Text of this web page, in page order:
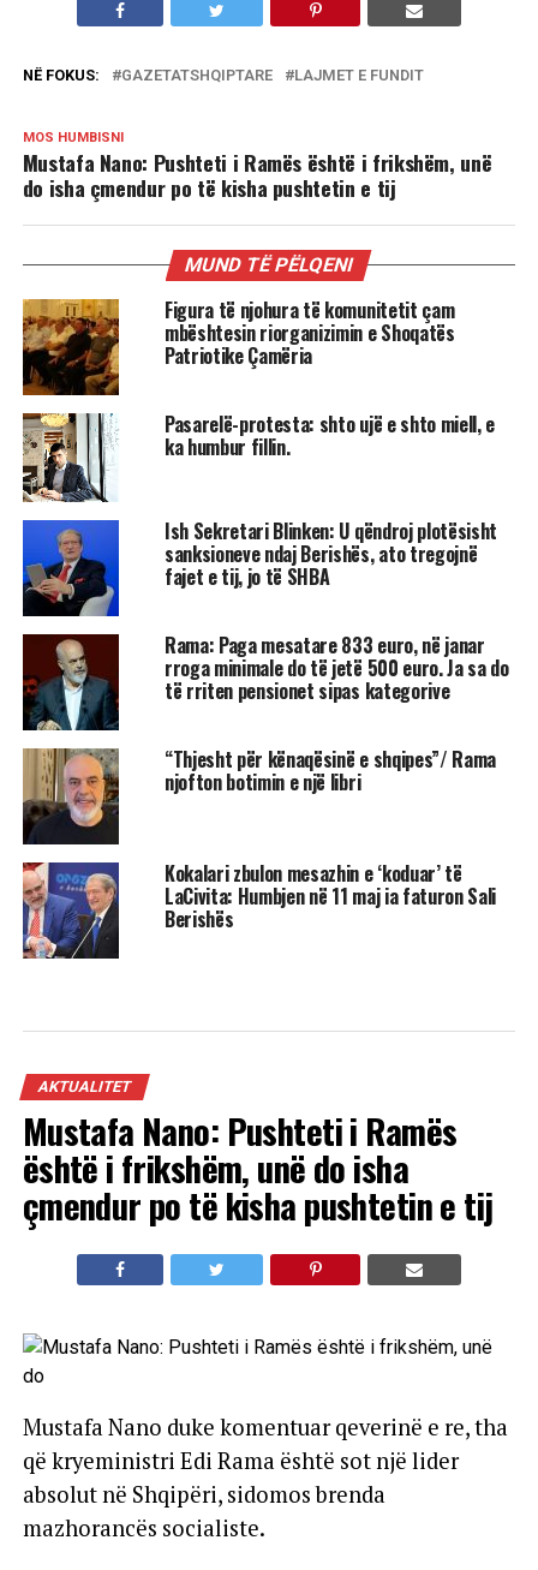
NË FOKUS: GAZETATSHQIPTARE LAJMET E FUNDIT
MOS HUMBISNI
Mustafa Nano: Pushteti i Ramës është i frikshëm, unë
do isha çmendur po të kisha pushtetin e tij
MUND TË PËLQENI
Figura të njohura të komunitetit çam
mbështesin riorganizimin e Shoqatës
Patriotike Çamëria
Pasarelë-protesta: shto ujë e shto miell, e
ka humbur fillin.
Ish Sekretari Blinken: U qëndroj plotësisht
sanksioneve ndaj Berishës, ato tregojnë
fajet e tij, jo të SHBA
Rama: Paga mesatare 833 euro, në janar
rroga minimale do të jetë 500 euro. Ja sa do
të rriten pensionet sipas kategorive
“Thjesht për kënaqësinë e shqipes”/ Rama
njofton botimin e një libri
Kokalari zbulon mesazhin e ‘koduar’ të
LaCivita: Humbjen në 11 maj ia faturon Sali
Berishës
AKTUALITET
Mustafa Nano: Pushteti i Ramës
është i frikshëm, unë do isha
çmendur po të kisha pushtetin e tij
Mustafa Nano duke komentuar qeverinë e re, tha
që kryeministri Edi Rama është sot një lider
absolut në Shqipëri, sidomos brenda
mazhorancës socialiste.